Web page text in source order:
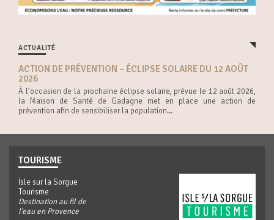
ACTUALITÉ
ACTION DE PRÉVENTION – ÉCLIPSE SOLAIRE DU 12 AOÛT
2026
À l’occasion de la prochaine éclipse solaire, prévue le 12 août 2026,
la Maison de Santé de Gadagne met en place une action de
prévention afin de sensibiliser la population...
TOURISME
Isle sur la Sorgue
Tourisme
Destination au fil de
l'eau en Provence